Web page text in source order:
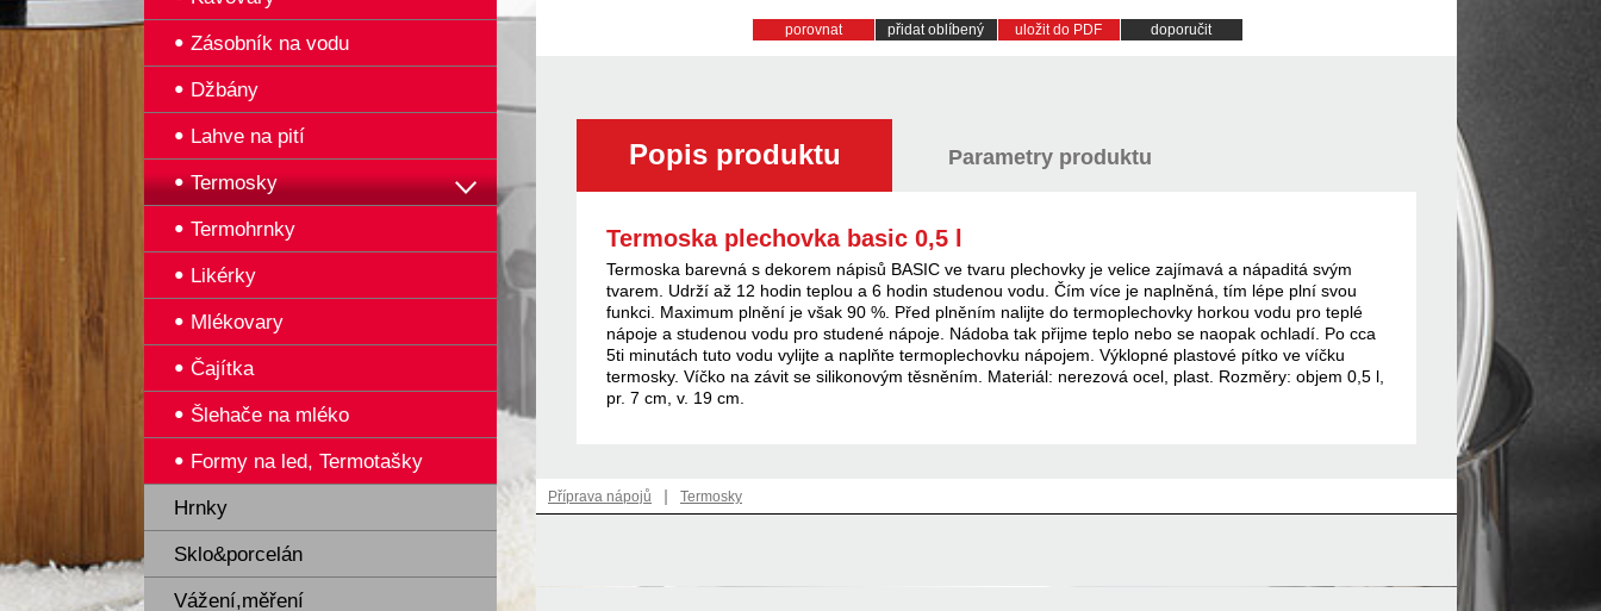
Zásobník na vodu
Džbány
Lahve na pití
Termosky
Termohrnky
Likérky
Mlékovary
Čajítka
Šlehače na mléko
Formy na led, Termotašky
Hrnky
Sklo&porcelán
Vážení,měření
porovnat přidat oblíbený uložit do PDF doporučit
Popis produktu Parametry produktu
Termoska plechovka basic 0,5 l
Termoska barevná s dekorem nápisů BASIC ve tvaru plechovky je velice zajímavá a nápaditá svým
tvarem. Udrží až 12 hodin teplou a 6 hodin studenou vodu. Čím více je naplněná, tím lépe plní svou
funkci. Maximum plnění je však 90 %. Před plněním nalijte do termoplechovky horkou vodu pro teplé
nápoje a studenou vodu pro studené nápoje. Nádoba tak přijme teplo nebo se naopak ochladí. Po cca
5ti minutách tuto vodu vylijte a naplňte termoplechovku nápojem. Výklopné plastové pítko ve víčku
termosky. Víčko na závit se silikonovým těsněním. Materiál: nerezová ocel, plast. Rozměry: objem 0,5 l,
pr. 7 cm, v. 19 cm.
Příprava nápojů | Termosky